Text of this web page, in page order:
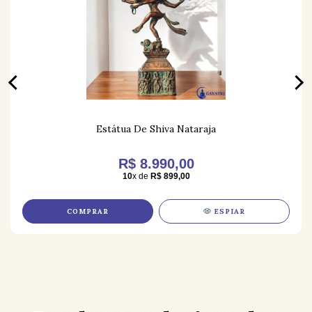
Estátua De Shiva Nataraja
R$ 8.990,00
10x de R$ 899,00
COMPRAR ESPIAR